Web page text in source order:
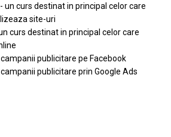
un curs destinat in principal celor care
site-uri
curs destinat in principal celor care
publicitare pe Facebook
publicitare prin Google Ads